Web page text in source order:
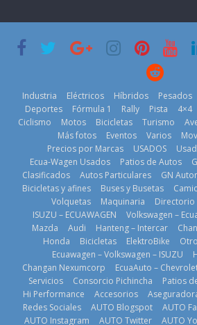
historia
11 de julio de
BMW, Toyota,
Bosch y
prueban flota
que usa
gasolina 100%
renovable
25 de julio de
2026
2026
La Vuelta al
Ecuador 2026,
edición 47ª,
recorre 7
provincias en 8
días
1 de agosto de
2026
Industria Eléctricos Híbridos Pesados
Deportes
Fórmula 1 Rally Pista 4×4
Ciclismo
Motos Bicicletas Turismo
Más fotos
Eventos Varios
Precios por Marcas
USADOS
Ecua-Wagen Usados
Patios de Autos
Clasificados
Autos Particulares GN
Bicicletas y afines
Buses y Busetas
Volquetas
Maquinaria Directorio
ISUZU – ECUAWAGEN
Volkswagen –
Mazda
Audi Hanteng – Intercar
Honda
Bicicletas ElektroBike
Ecuawagen – Volkswagen – ISUZU
Changan Nexumcorp
EcuaAuto –
Servicios
Consorcio Pichincha Patios
Hi Performance
Accesorios
Redes Sociales
AUTO Blogspot AUTO
AUTO Instagram
AUTO Twitter AUTO